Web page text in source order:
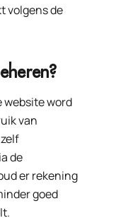
volgens de
website word
van
de
er rekening
goed